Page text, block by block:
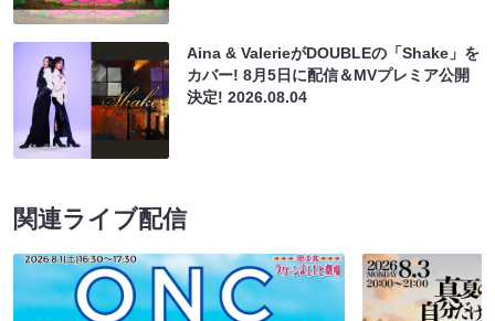
Aina & ValerieがDOUBLEの「Shake」を
カバー! 8月5日に配信＆MVプレミア公開
決定!2026.08.04
関連ライブ配信